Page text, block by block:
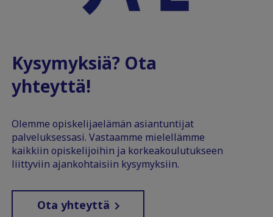
Kysymyksiä? Ota
yhteyttä!
Olemme opiskelijaelämän asiantuntijat
palveluksessasi. Vastaamme mielellämme
kaikkiin opiskelijoihin ja korkeakoulutukseen
liittyviin ajankohtaisiin kysymyksiin.
Ota yhteyttä